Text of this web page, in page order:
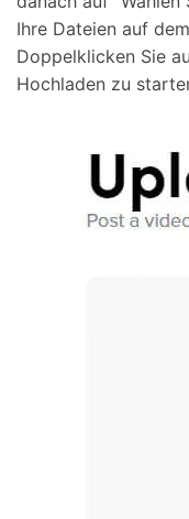
Ihre Dateien auf
Doppelklicken Sie
Hochladen zu